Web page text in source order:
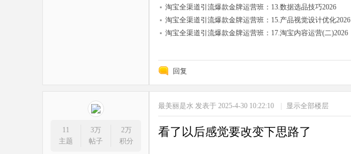
淘宝全渠道引流爆款金牌运营班：13.数据选品技巧2026
淘宝全渠道引流爆款金牌运营班：15.产品视觉设计优化2026
淘宝全渠道引流爆款金牌运营班：17.淘宝内容运营(二)2026
回复
11
主题
3万
帖子
2万
积分
最美丽是水 发表于 2025-4-30 10:22:10 | 显示全部楼层
看了以后感觉要改变下思路了